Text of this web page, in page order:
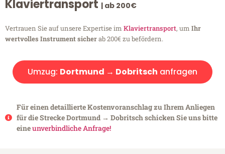
Klaviertransport | ab 200€
Vertrauen Sie auf unsere Expertise im Klaviertransport, um Ihr
wertvolles Instrument sicherab 200€ zu befördern.
Umzug: Dortmund → Dobritsch anfragen
Für einen detaillierte Kostenvoranschlag zu Ihrem Anliegen
für die Strecke Dortmund → Dobritsch schicken Sie uns bitte
eineunverbindliche Anfrage!